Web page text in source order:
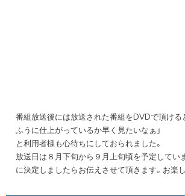
番組放送後には放送された番組をDVDで頂ける
ふうに仕上がっているか早く見たいなぁ」
と利用者様も心待ちにしておられました。
放送日は８月下旬から９月上旬頃を予定してい
に決定しましたらお伝えさせて頂きます。お楽し